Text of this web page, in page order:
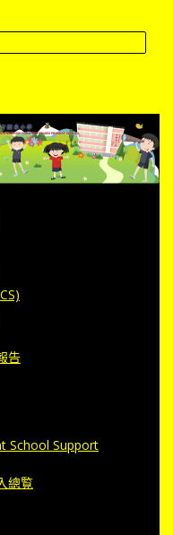
告
School Support
總覧